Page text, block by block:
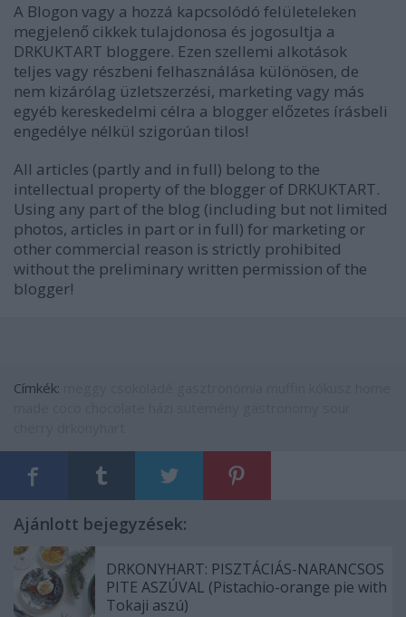
A Blogon vagy a hozzá kapcsolódó felületeleken
megjelenő cikkek tulajdonosa és jogosultja a
DRKUKTART bloggere. Ezen szellemi alkotások
teljes vagy részbeni felhasználása különösen, de
nem kizárólag üzletszerzési, marketing vagy más
egyéb kereskedelmi célra a blogger előzetes írásbeli
engedélye nélkül szigorúan tilos!
All articles (partly and in full) belong to the
intellectual property of the blogger of DRKUKTART.
Using any part of the blog (including but not limited
photos, articles in part or in full) for marketing or
other commercial reason is strictly prohibited
without the preliminary written permission of the
blogger!
Címkék:
Ajánlott bejegyzések:
DRKONYHART: PISZTÁCIÁS-NARANCSOS
PITE ASZÚVAL (Pistachio-orange pie with
Tokaji aszú)